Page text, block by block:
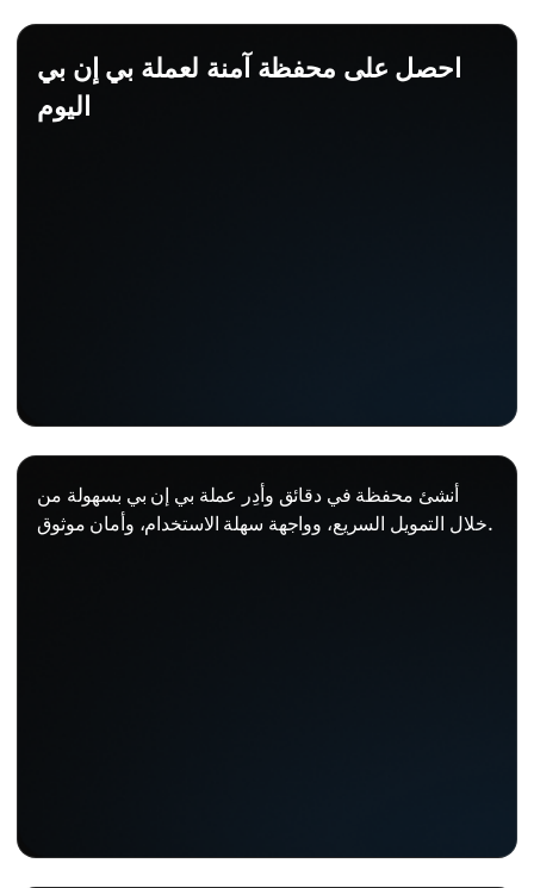
احصل على محفظة آمنة لعملة بي إن بي
اليوم
أنشئ محفظة في دقائق وأدِر عملة بي إن بي بسهولة من
خلال التمويل السريع، وواجهة سهلة الاستخدام، وأمان موثوق.